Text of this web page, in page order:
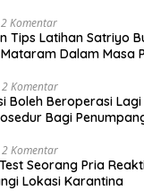
2 Komentar
Tips Latihan Satriyo
Dalam Masa
2 Komentar
Boleh Beroperasi
Bagi
2 Komentar
Seorang Pria
Lokasi Karantina